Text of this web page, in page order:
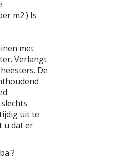
m2.) Is
met
Verlangt
De
uit te
u dat er